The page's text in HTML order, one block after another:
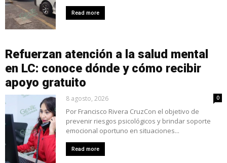
Read more
Refuerzan atención a la salud mental
en LC: conoce dónde y cómo recibir
apoyo gratuito
8 agosto, 2026 0
Por Francisco Rivera CruzCon el objetivo de
prevenir riesgos psicológicos y brindar soporte
emocional oportuno en situaciones...
Read more